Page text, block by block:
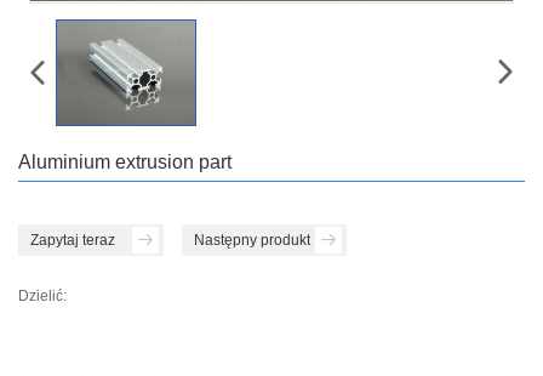
Aluminium extrusion part
Zapytaj teraz Następny produkt
Dzielić: